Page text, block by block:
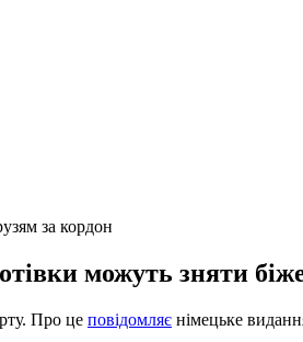
за кордон
можуть зняти
Про це повідомляє німецьке